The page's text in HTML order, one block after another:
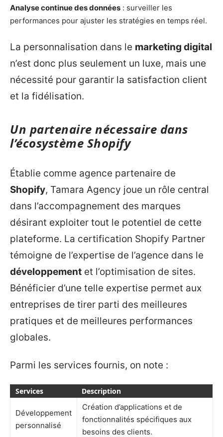
Analyse continue des données : surveiller les
performances pour ajuster les stratégies en temps réel.
La personnalisation dans le marketing digital
n’est donc plus seulement un luxe, mais une
nécessité pour garantir la satisfaction client
et la fidélisation.
Un partenaire nécessaire dans
l’écosystème Shopify
Établie comme agence partenaire de
Shopify, Tamara Agency joue un rôle central
dans l’accompagnement des marques
désirant exploiter tout le potentiel de cette
plateforme. La certification Shopify Partner
témoigne de l’expertise de l’agence dans le
développement et l’optimisation de sites.
Bénéficier d’une telle expertise permet aux
entreprises de tirer parti des meilleures
pratiques et de meilleures performances
globales.
Parmi les services fournis, on note :
Services Description
Développement
personnalisé
Création d’applications et de
fonctionnalités spécifiques aux
besoins des clients.